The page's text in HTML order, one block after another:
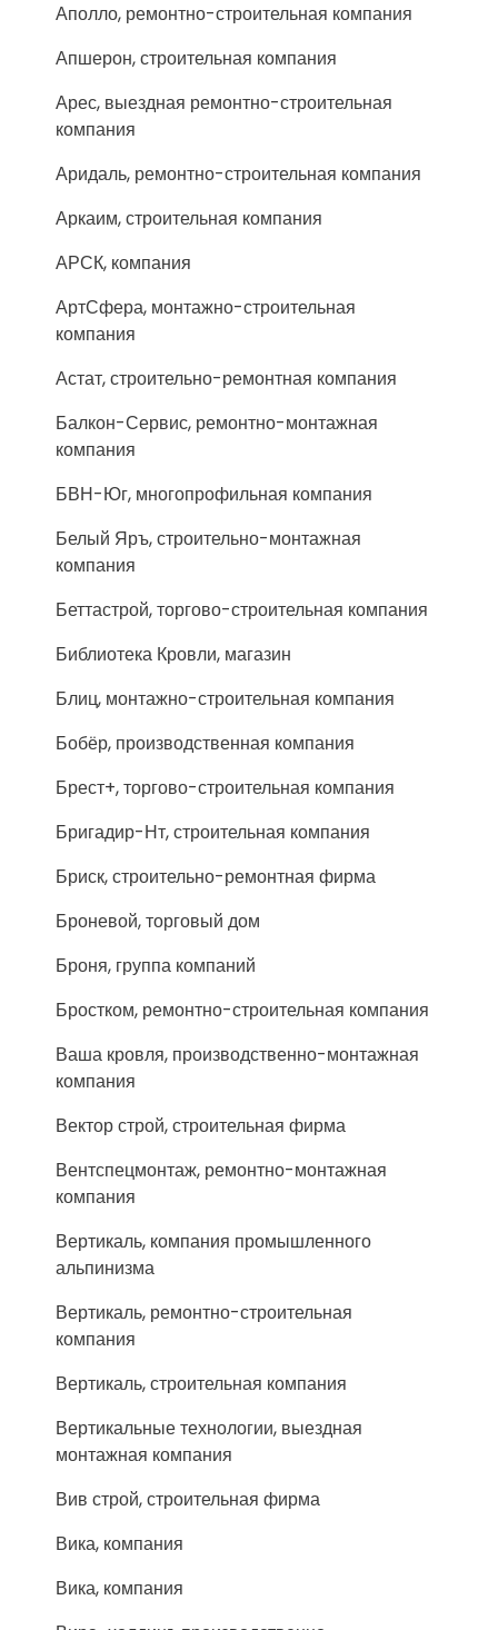
Аполло, ремонтно-строительная компания
Апшерон, строительная компания
Арес, выездная ремонтно-строительная
компания
Аридаль, ремонтно-строительная компания
Аркаим, строительная компания
АРСК, компания
АртСфера, монтажно-строительная
компания
Астат, строительно-ремонтная компания
Балкон-Сервис, ремонтно-монтажная
компания
БВН-Юг, многопрофильная компания
Белый Яръ, строительно-монтажная
компания
Беттастрой, торгово-строительная компания
Библиотека Кровли, магазин
Блиц, монтажно-строительная компания
Бобёр, производственная компания
Брест+, торгово-строительная компания
Бригадир-Нт, строительная компания
Бриск, строительно-ремонтная фирма
Броневой, торговый дом
Броня, группа компаний
Бростком, ремонтно-строительная компания
Ваша кровля, производственно-монтажная
компания
Вектор строй, строительная фирма
Вентспецмонтаж, ремонтно-монтажная
компания
Вертикаль, компания промышленного
альпинизма
Вертикаль, ремонтно-строительная
компания
Вертикаль, строительная компания
Вертикальные технологии, выездная
монтажная компания
Вив строй, строительная фирма
Вика, компания
Вика, компания